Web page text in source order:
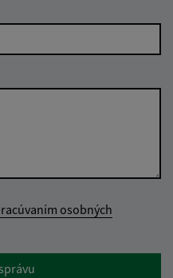
osobných